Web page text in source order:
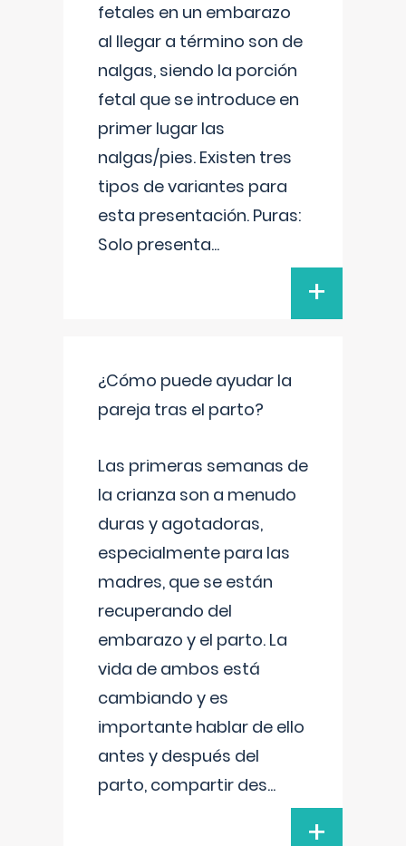
fetales en un embarazo
al llegar a término son de
nalgas, siendo la porción
fetal que se introduce en
primer lugar las
nalgas/pies. Existen tres
tipos de variantes para
esta presentación. Puras:
Solo presenta...
+
¿Cómo puede ayudar la
pareja tras el parto?
Las primeras semanas de
la crianza son a menudo
duras y agotadoras,
especialmente para las
madres, que se están
recuperando del
embarazo y el parto. La
vida de ambos está
cambiando y es
importante hablar de ello
antes y después del
parto, compartir des...
+